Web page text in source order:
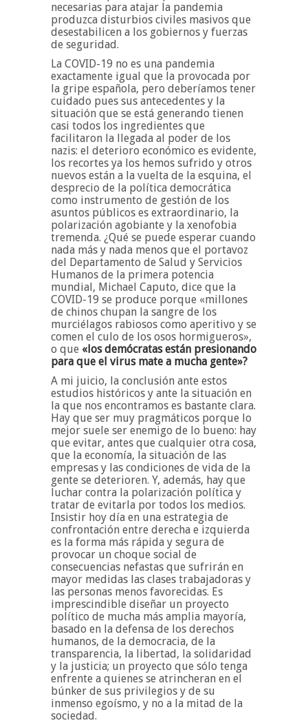
necesarias para atajar la pandemia
produzca disturbios civiles masivos que
desestabilicen a los gobiernos y fuerzas
de seguridad.
La COVID-19 no es una pandemia
exactamente igual que la provocada por
la gripe española, pero deberíamos tener
cuidado pues sus antecedentes y la
situación que se está generando tienen
casi todos los ingredientes que
facilitaron la llegada al poder de los
nazis: el deterioro económico es evidente,
los recortes ya los hemos sufrido y otros
nuevos están a la vuelta de la esquina, el
desprecio de la política democrática
como instrumento de gestión de los
asuntos públicos es extraordinario, la
polarización agobiante y la xenofobia
tremenda. ¿Qué se puede esperar cuando
nada más y nada menos que el portavoz
del Departamento de Salud y Servicios
Humanos de la primera potencia
mundial, Michael Caputo, dice que la
COVID-19 se produce porque «millones
de chinos chupan la sangre de los
murciélagos rabiosos como aperitivo y se
comen el culo de los osos hormigueros»,
o que «los demócratas están presionando
para que el virus mate a mucha gente»?
A mi juicio, la conclusión ante estos
estudios históricos y ante la situación en
la que nos encontramos es bastante clara.
Hay que ser muy pragmáticos porque lo
mejor suele ser enemigo de lo bueno: hay
que evitar, antes que cualquier otra cosa,
que la economía, la situación de las
empresas y las condiciones de vida de la
gente se deterioren. Y, además, hay que
luchar contra la polarización política y
tratar de evitarla por todos los medios.
Insistir hoy día en una estrategia de
confrontación entre derecha e izquierda
es la forma más rápida y segura de
provocar un choque social de
consecuencias nefastas que sufrirán en
mayor medidas las clases trabajadoras y
las personas menos favorecidas. Es
imprescindible diseñar un proyecto
político de mucha más amplia mayoría,
basado en la defensa de los derechos
humanos, de la democracia, de la
transparencia, la libertad, la solidaridad
y la justicia; un proyecto que sólo tenga
enfrente a quienes se atrincheran en el
búnker de sus privilegios y de su
inmenso egoísmo, y no a la mitad de la
sociedad.